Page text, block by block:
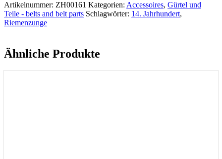
Artikelnummer: ZH00161 Kategorien: Accessoires, Gürtel und
Teile - belts and belt parts Schlagwörter: 14. Jahrhundert,
Riemenzunge
Ähnliche Produkte